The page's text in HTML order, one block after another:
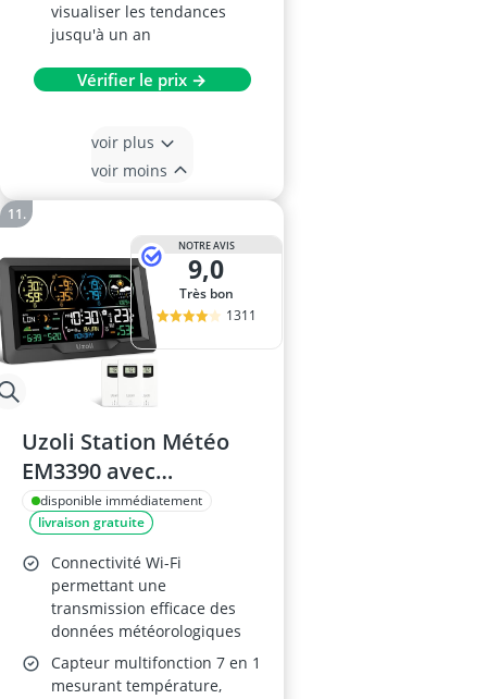
visualiser les tendances
jusqu'à un an
Vérifier le prix →
voir plus
voir moins
NOTRE AVIS
9,0
Très bon
1311
Uzoli Station Météo
EM3390 avec
Thermomètre et
Hygromètre
disponible immédiatement
livraison gratuite
Connectivité Wi-Fi
permettant une
transmission efficace des
données météorologiques
Capteur multifonction 7 en 1
mesurant température,